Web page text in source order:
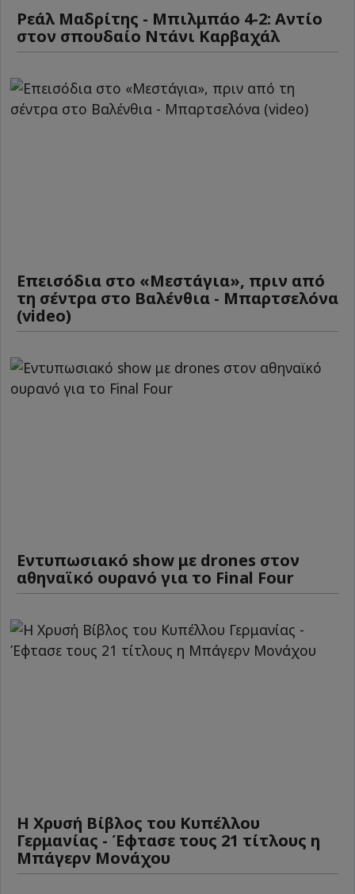
Ρεάλ Μαδρίτης - Μπιλμπάο 4-2: Αντίο
στον σπουδαίο Ντάνι Καρβαχάλ
Επεισόδια στο «Μεστάγια», πριν από
τη σέντρα στο Βαλένθια - Μπαρτσελόνα
(video)
Εντυπωσιακό show με drones στον
αθηναϊκό ουρανό για το Final Four
Η Χρυσή Βίβλος του Κυπέλλου
Γερμανίας - Έφτασε τους 21 τίτλους η
Μπάγερν Μονάχου